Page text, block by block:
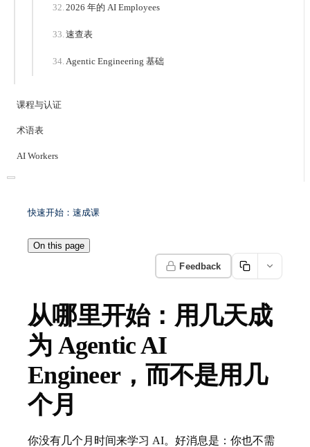
2026 年的 AI Employees
速查表
Agentic Engineering 基础
课程与认证
术语表
AI Workers
快速开始：速成课
On this page
Feedback
从哪里开始：用几天成
为 Agentic AI
Engineer，而不是用几
个月
你没有几个月时间来学习 AI。好消息是：你也不需